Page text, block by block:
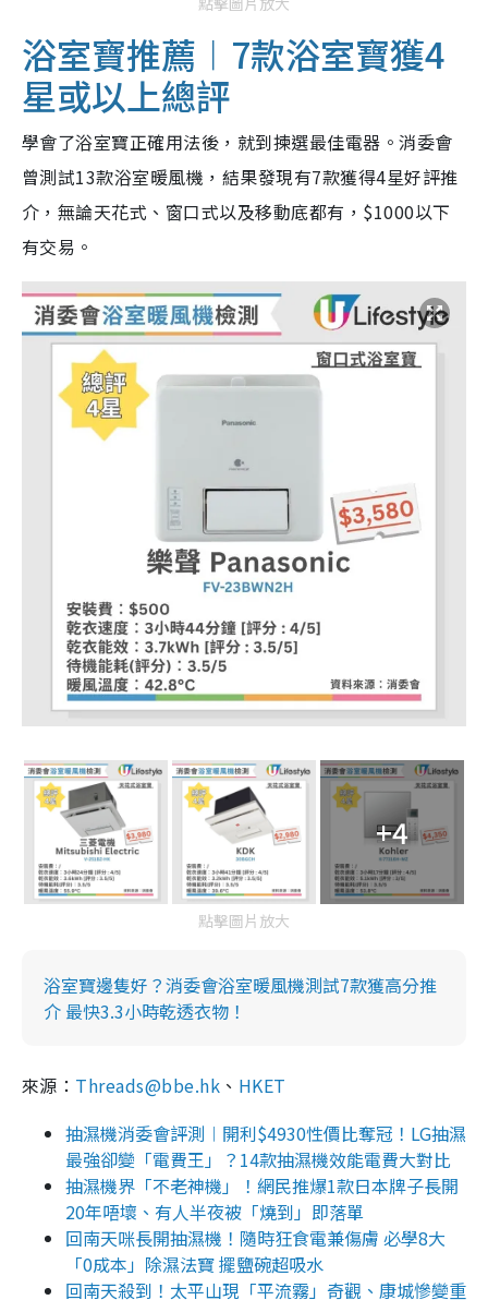
浴室寶推薦︱7款浴室寶獲4
星或以上總評
學會了浴室寶正確用法後，就到揀選最佳電器。消委會
曾測試13款浴室暖風機，結果發現有7款獲得4星好評推
介，無論天花式、窗口式以及移動底都有，$1000以下
有交易。
+4
點擊圖片放大
浴室寶邊隻好？消委會浴室暖風機測試7款獲高分推
介 最快3.3小時乾透衣物！
來源： Threads@bbe.hk 、 HKET
抽濕機消委會評測︱開利$4930性價比奪冠！LG抽濕
最強卻變「電費王」？14款抽濕機效能電費大對比
抽濕機界「不老神機」！網民推爆1款日本牌子長開
20年唔壞、有人半夜被「燒到」即落單
回南天咪長開抽濕機！隨時狂食電兼傷膚 必學8大
「0成本」除濕法寶 擺鹽碗超吸水
回南天殺到！太平山現「平流霧」奇觀、康城慘變重